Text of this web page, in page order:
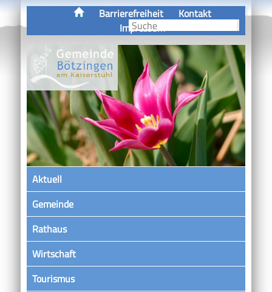
Barrierefreiheit
Kontakt
Impressum
Aktuell
Gemeinde
Rathaus
Wirtschaft
Tourismus